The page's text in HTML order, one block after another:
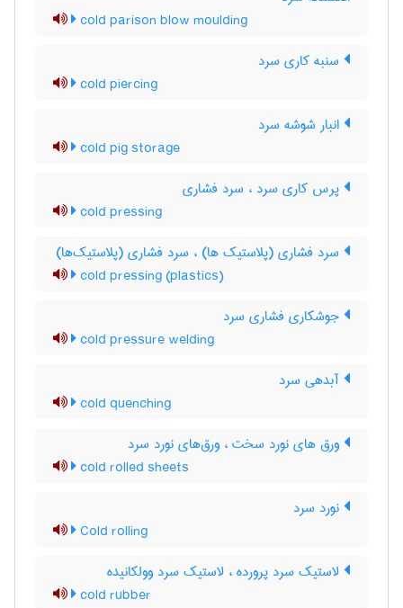
cold parison blow moulding
سنبه کاری سرد
cold piercing
انبار شوشه سرد
cold pig storage
پرس کاری سرد ، سرد فشاری
cold pressing
سرد فشاری (پلاستیک ها) ، سرد فشاری (پلاستیک‌ها)
cold pressing (plastics)
جوشکاری فشاری سرد
cold pressure welding
آبدهی سرد
cold quenching
ورق های نورد سخت ، ورق‌های نورد سرد
cold rolled sheets
نورد سرد
Cold rolling
لاستیک سرد پرورده ، لاستیک سرد وولکانیده
cold rubber